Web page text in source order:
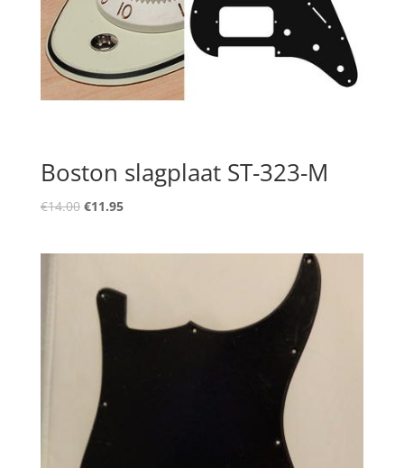
Boston slagplaat ST-323-M
€14.00 Oorspronkelijke
€11.95Huidige